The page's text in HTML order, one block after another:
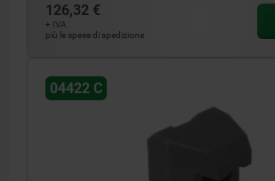
126,32 €
+ IVA
più le spese di spedizione
04422 C